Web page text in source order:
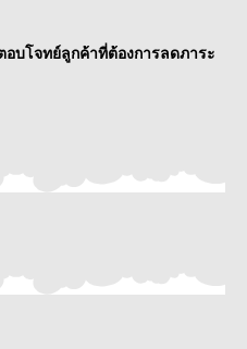
บโจทย์ลูกค้าที่ต้องการลดภาระ